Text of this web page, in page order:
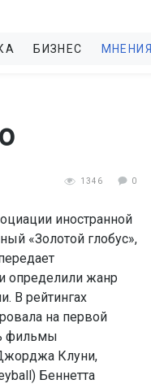
БИЗНЕС МНЕНИЯ
1346 0
иностранной
«Золотой глобус»,
определили жанр
В рейтингах
на первой
фильмы
Клуни,
Беннетта